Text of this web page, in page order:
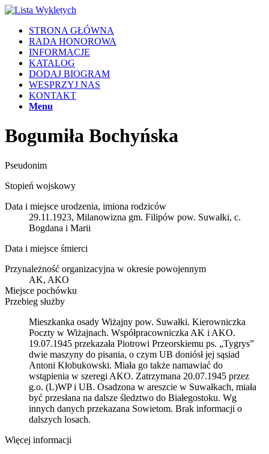
STRONA GŁÓWNA
RADA HONOROWA
INFORMACJE
KATALOG
DODAJ BIOGRAM
WESPRZYJ NAS
KONTAKT
Menu
Bogumiła Bochyńska
Pseudonim
Stopień wojskowy
Data i miejsce urodzenia, imiona rodziców
29.11.1923, Milanowizna gm. Filipów pow. Suwałki, c.
Bogdana i Marii
Data i miejsce śmierci
Przynależność organizacyjna w okresie powojennym
AK, AKO
Miejsce pochówku
Przebieg służby
Mieszkanka osady Wiżajny pow. Suwałki. Kierowniczka
Poczty w Wiżajnach. Współpracowniczka AK i AKO.
19.07.1945 przekazała Piotrowi Przeorskiemu ps. „Tygrys”
dwie maszyny do pisania, o czym UB doniósł jej sąsiad
Antoni Kłobukowski. Miała go także namawiać do
wstąpienia w szeregi AKO. Zatrzymana 20.07.1945 przez
g.o. (L)WP i UB. Osadzona w areszcie w Suwałkach, miała
być przesłana na dalsze śledztwo do Białegostoku. Wg
innych danych przekazana Sowietom. Brak informacji o
dalszych losach.
Więcej informacji